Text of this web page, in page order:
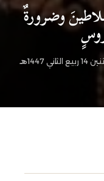
وضرورةٌ
ربيع الثاني 1447هـ